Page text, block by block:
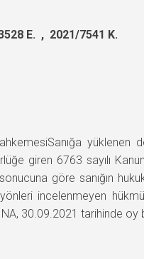
E. , 2021/7541 K.
yüklenen
giren 6763 sayılı
göre sanığın
incelenmeyen
30.09.2021 tarihinde oy